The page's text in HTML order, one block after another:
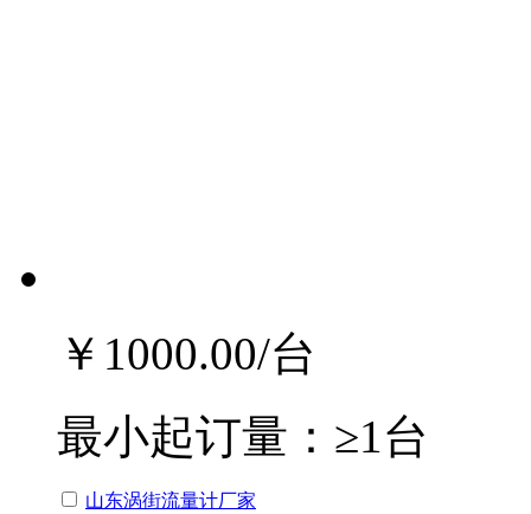
￥1000.00/台
最小起订量： ≥1台
山东涡街流量计厂家